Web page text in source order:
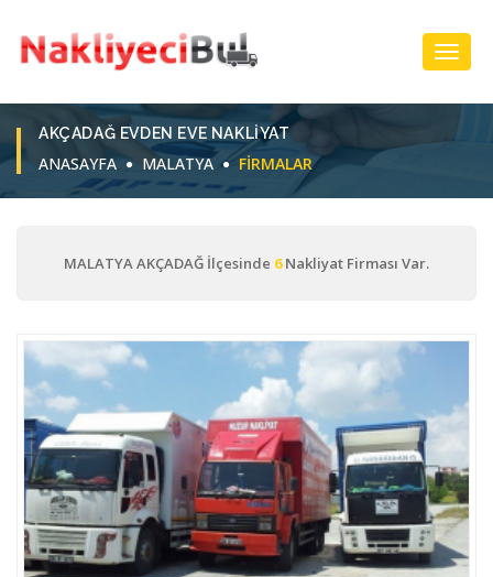
AKÇADAĞ EVDEN EVE NAKLIYAT
ANASAYFA MALATYA FIRMALAR
MALATYA AKÇADAĞ İlçesinde 6Nakliyat Firması Var.